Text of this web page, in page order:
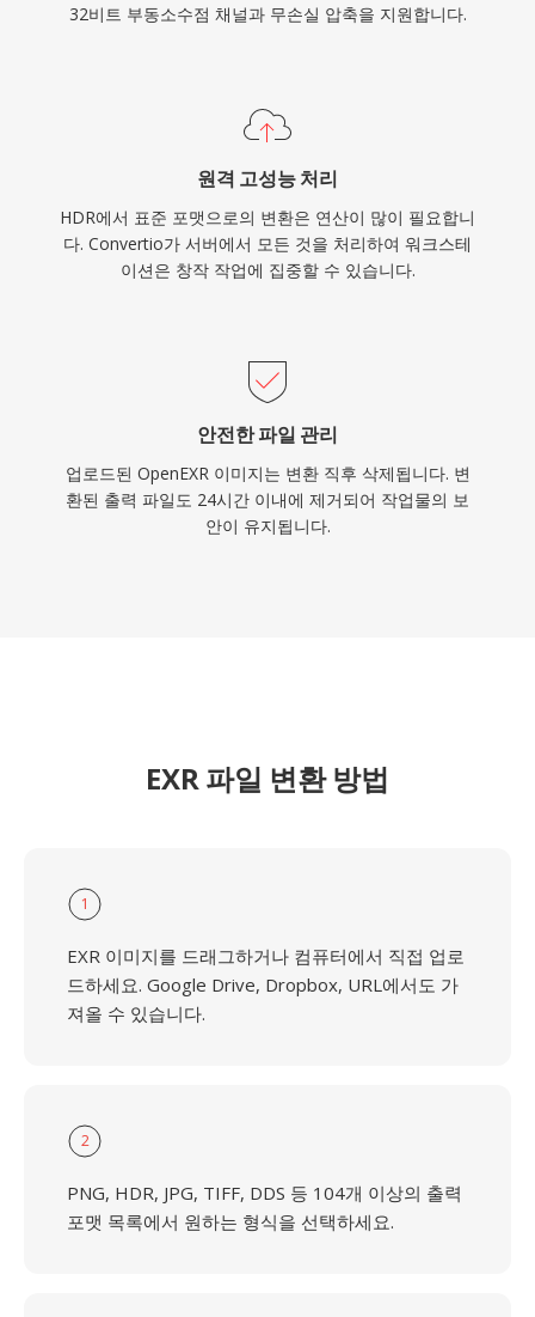
32비트 부동소수점 채널과 무손실 압축을 지원합니다.
원격 고성능 처리
HDR에서 표준 포맷으로의 변환은 연산이 많이 필요합니
다. Convertio가 서버에서 모든 것을 처리하여 워크스테
이션은 창작 작업에 집중할 수 있습니다.
안전한 파일 관리
업로드된 OpenEXR 이미지는 변환 직후 삭제됩니다. 변
환된 출력 파일도 24시간 이내에 제거되어 작업물의 보
안이 유지됩니다.
EXR 파일 변환 방법
1
EXR 이미지를 드래그하거나 컴퓨터에서 직접 업로
드하세요. Google Drive, Dropbox, URL에서도 가
져올 수 있습니다.
2
PNG, HDR, JPG, TIFF, DDS 등 104개 이상의 출력
포맷 목록에서 원하는 형식을 선택하세요.